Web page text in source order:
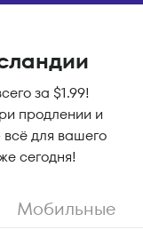
за $1.99!
продлении и
для вашего
сегодня!
Мобильные